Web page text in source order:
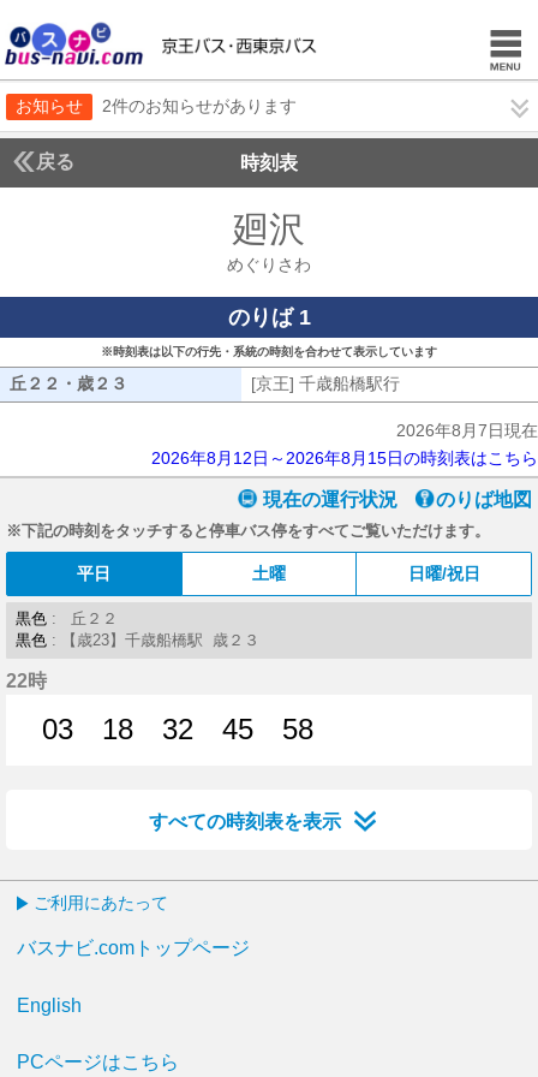
お知らせ 2件のお知らせがあります
戻る 時刻表
廻沢
めぐりさわ
のりば 1
※時刻表は以下の行先・系統の時刻を合わせて表示しています
丘２２・歳２３ [京王] 千歳船橋駅行
2026年8月7日現在
2026年8月12日～2026年8月15日の時刻表はこちら
現在の運行状況 のりば地図
※下記の時刻をタッチすると停車バス停をすべてご覧いただけます。
平日 土曜 日曜/祝日
黒色 : 丘２２
黒色 : 【歳23】千歳船橋駅 歳２３
22時
03
18
32
45
58
すべての時刻表を表示
ご利用にあたって
バスナビ.comトップページ
English
PCページはこちら